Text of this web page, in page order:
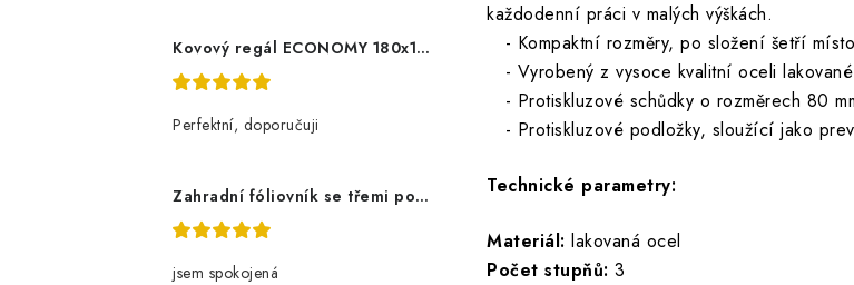
Kovový regál ECONOMY 180x120x60 5 polic - pozinkovaný
Perfektní, doporučuji
Zahradní fóliovník se třemi policemi
jsem spokojená
každodenní práci v malých výškách.
- Kompaktní rozměry, po složení šetří
- Vyrobený z vysoce kvalitní oceli
- Protiskluzové schůdky o rozměrech 80
- Protiskluzové podložky, sloužící jako
Technické parametry:
Materiál: lakovaná ocel
Počet stupňů: 3